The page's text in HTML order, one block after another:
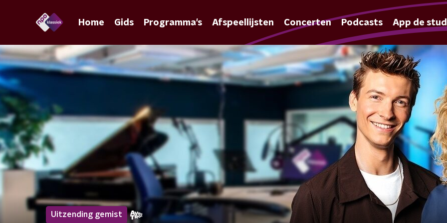
Home Gids Programma's Afspeellijsten Concerten Podcasts App de
Uitzending gemist